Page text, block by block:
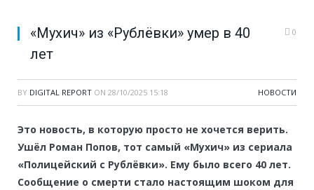
«Мухич» из «Рублёвки» умер в 40
лет
0
BY DIGITAL REPORT ON 28/10/2025 15:18 НОВОСТИ
Это новость, в которую просто не хочется верить.
Ушёл Роман Попов, тот самый «Мухич» из сериала
«Полицейский с Рублёвки». Ему было всего 40 лет.
Сообщение о смерти стало настоящим шоком для